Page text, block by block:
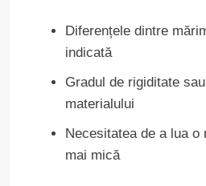
Diferențele dintre
indicată
Gradul de rigiditate
materialului
Necesitatea de a lua o
mai mică